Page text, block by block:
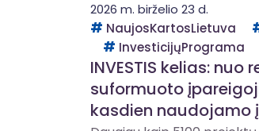
2026 m. birželio 23 d.
NaujosKartosLietuva
InvesticijųPrograma
INVESTIS kelias:
suformuoto
kasdien naudojamo